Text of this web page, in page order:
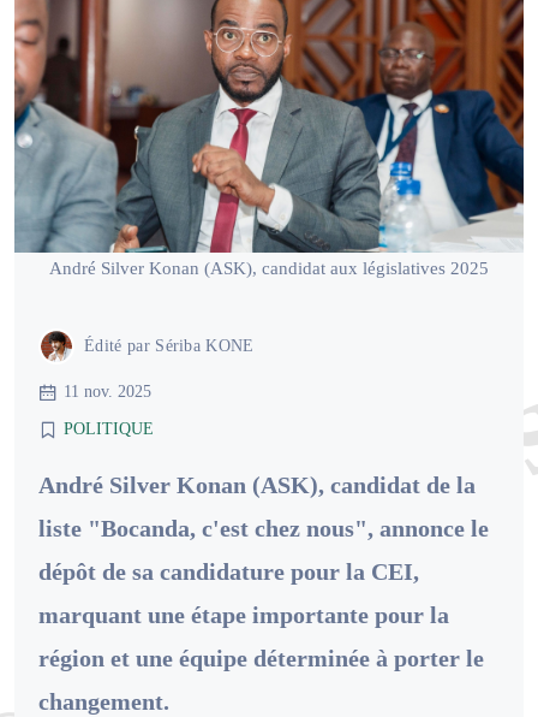
André Silver Konan (ASK), candidat aux législatives 2025
Édité par Sériba KONE
11 nov. 2025
POLITIQUE
André Silver Konan (ASK), candidat de la
liste "Bocanda, c'est chez nous", annonce le
dépôt de sa candidature pour la CEI,
marquant une étape importante pour la
région et une équipe déterminée à porter le
changement.